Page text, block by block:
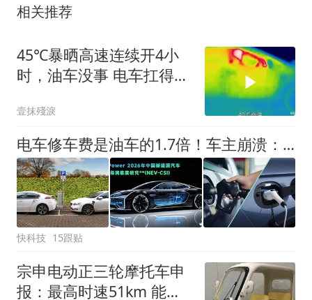
相关推荐
45℃暴晒高速连续开4小
时，油车没事 电车扛得住
壹抹殘淚
电车修车费是油车的1.7倍！车主崩溃：维修贵 保费也贵
快科技 15跟贴
宗申电动正三轮摩托车申
报：最高时速51km 能否